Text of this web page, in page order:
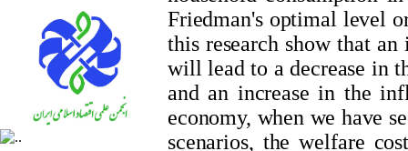
Friedman's optimal level
this research show that
will lead to a decrease in
and an increase in the
economy, when we have
scenarios, the welfare